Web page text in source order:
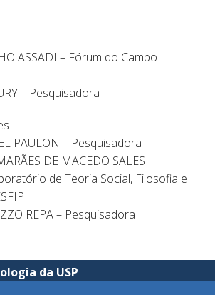
ASSADI – Fórum do Campo
– Pesquisadora
PAULON – Pesquisadora
DE MACEDO SALES
de Teoria Social, Filosofia e
REPA – Pesquisadora
da USP